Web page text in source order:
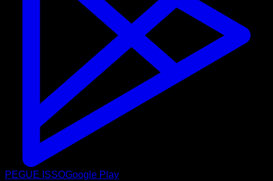
PEGUE ISSOGoogle Play